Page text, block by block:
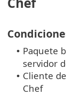
• Paquete
servidor
• Cliente
Chef